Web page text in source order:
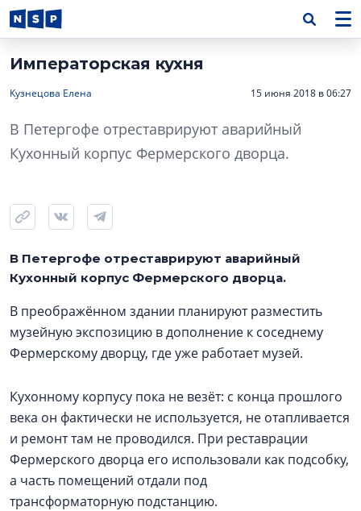
Императорская кухня
Кузнецова Елена 15 июня 2018 в 06:27
В Петергофе отреставрируют аварийный
Кухонный корпус Фермерского дворца.
В Петергофе отреставрируют аварийный
Кухонный корпус Фермерского дворца.
В преображённом здании планируют разместить
музейную экспозицию в дополнение к соседнему
Фермерскому дворцу, где уже работает музей.
Кухонному корпусу пока не везёт: с конца прошлого
века он фактически не используется, не отапливается
и ремонт там не проводился. При реставрации
Фермерского дворца его использовали как подсобку,
а часть помещений отдали под
трансформаторную подстанцию.